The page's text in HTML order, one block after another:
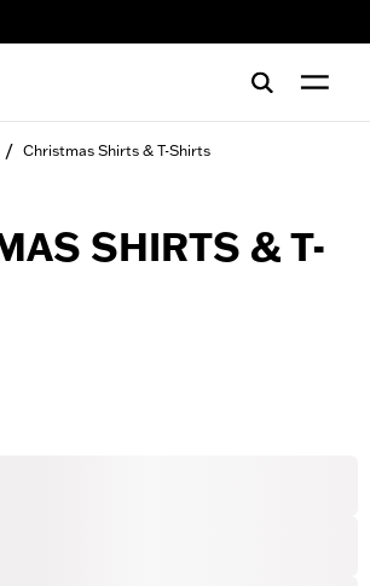
/ Christmas Shirts & T-Shirts
SHIRTS & T-